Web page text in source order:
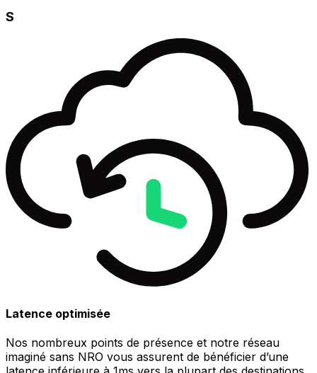
S
Latence optimisée
Nos nombreux points de présence et notre réseau
imaginé sans NRO vous assurent de bénéficier d’une